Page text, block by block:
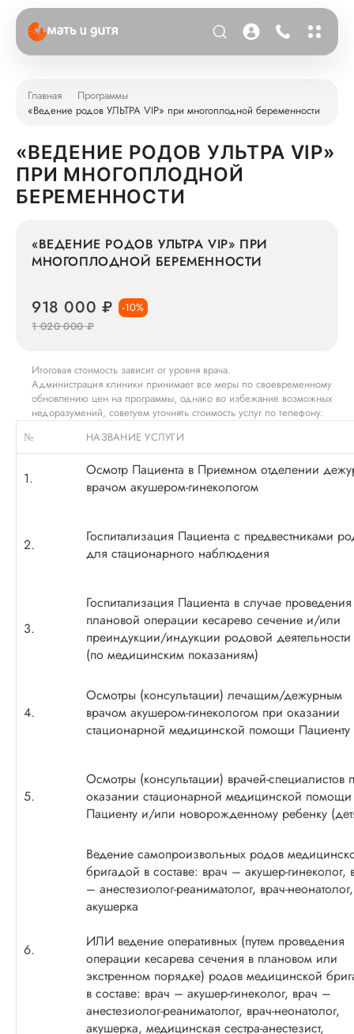
Главная
Программы
«Ведение родов УЛЬТРА VIP» при многоплодной беременности
«ВЕДЕНИЕ РОДОВ УЛЬТРА VIP»
ПРИ МНОГОПЛОДНОЙ
БЕРЕМЕННОСТИ
№ НАЗВАНИЕ УСЛУГИ
1.
Осмотр Пациента в Приемном отделении
врачом акушером-гинекологом
2.
Госпитализация Пациента с предвестниками
для стационарного наблюдения
3.
Госпитализация Пациента в случае проведения
плановой операции кесарево сечение и/или
преиндукции/индукции родовой деятельности
(по медицинским показаниям)
4.
Осмотры (консультации) лечащим/дежурным
врачом акушером-гинекологом при оказании
стационарной медицинской помощи Пациенту
5.
Осмотры (консультации) врачей-специалистов
оказании стационарной медицинской помощи
Пациенту и/или новорожденному ребенку
6.
Ведение самопроизвольных родов
бригадой в составе: врач – акушер-гинеколог,
– анестезиолог-реаниматолог, врач-неонатолог,
акушерка
ИЛИ ведение оперативных (путем проведения
операции кесарева сечения в плановом или
экстренном порядке) родов медицинской
в составе: врач – акушер-гинеколог, врач –
анестезиолог-реаниматолог, врач-неонатолог,
акушерка, медицинская сестра-анестезист,
«ВЕДЕНИЕ РОДОВ УЛЬТРА VIP» ПРИ
МНОГОПЛОДНОЙ БЕРЕМЕННОСТИ
918 000 ₽
-10%
1 020 000 ₽
Итоговая стоимость зависит от уровня врача.
Администрация клиники принимает все меры по своевременному
обновлению цен на программы, однако во избежание возможных
недоразумений, советуем уточнять стоимость услуг по телефону.